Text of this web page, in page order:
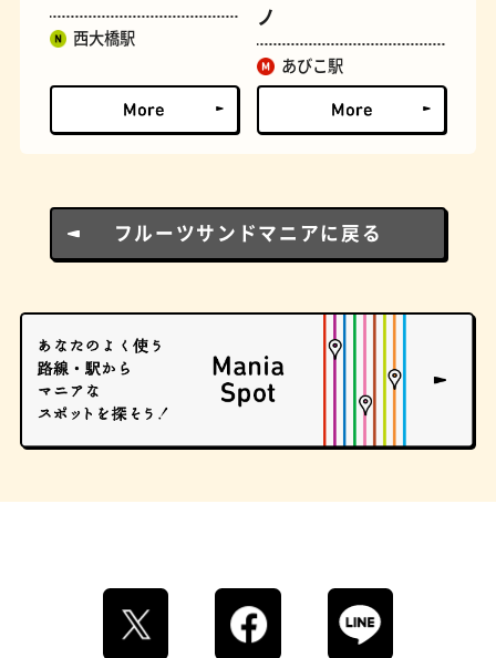
とうふ 床
西大橋駅
ノ
あびこ駅
フルーツサンドマニアに戻る